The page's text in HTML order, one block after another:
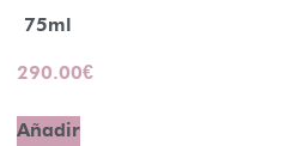
75ml
290.00€
Añadir